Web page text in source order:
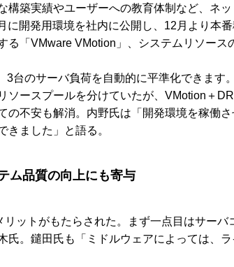
構築実績やユーザーへの教育体制など、ネ
開発用環境を社内に公開し、12月より本
る「VMware VMotion」、システムリソー
3台のサーバ負荷を自動的に平準化できま
ソースプールを分けていたが、VMotion＋
の不安も解消。内野氏は「開発環境を稼働
きました」と語る。
ム品質の向上にも寄与
ットがもたらされた。まず一点目はサー
氏。鑓田氏も「ミドルウェアによっては、